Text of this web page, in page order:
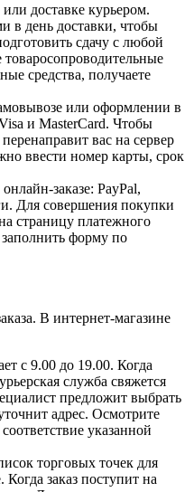
доставке курьером.
в день доставки, чтобы
сдачу с любой
средства, получаете
или оформлении в
и MasterCard. Чтобы
вас на сервер
ввести номер карты, срок
заказе: PayPal,
Для совершения покупки
страницу платежного
заполнить форму по
В интернет-магазине
с 9.00 до 19.00. Когда
служба свяжется
предложит выбрать
адрес. Осмотрите
указанной
торговых точек для
заказ поступит на